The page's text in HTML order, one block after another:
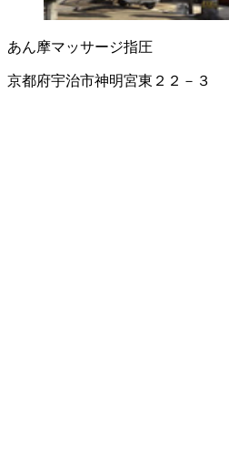
あん摩マッサージ指圧
京都府宇治市神明宮東２２－３